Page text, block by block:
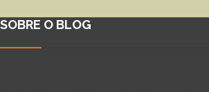
SOBRE O BLOG